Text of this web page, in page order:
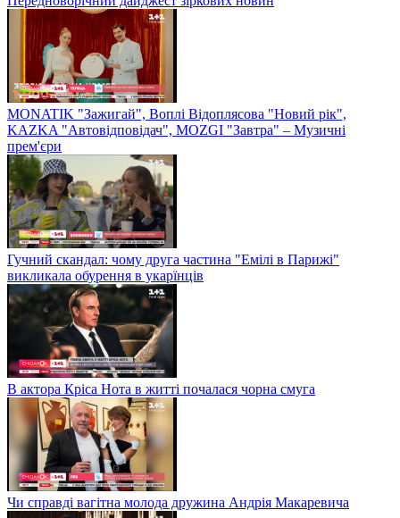
MONATIK "Зажигай", Воплі Відоплясова "Новий рік",
KAZKA "Автовідповідач", MOZGI "Завтра" – Музичні
прем'єри
Гучний скандал: чому друга частина "Емілі в Парижі"
викликала обурення в укарїнців
В актора Кріса Нота в житті почалася чорна смуга
Чи справді вагітна молода дружина Андрія Макаревича